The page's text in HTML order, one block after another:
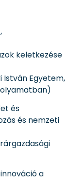
keletkezése
István Egyetem,
és
és nemzeti
innováció a